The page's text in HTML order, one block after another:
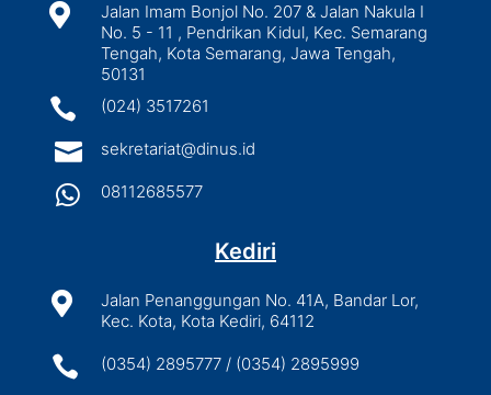

Jalan Imam Bonjol No. 207 & Jalan Nakula I
No. 5 - 11 , Pendrikan Kidul, Kec. Semarang
Tengah, Kota Semarang, Jawa Tengah,
50131
 (024) 3517261
 sekretariat@dinus.id
 08112685577
Kediri

Jalan Penanggungan No. 41A, Bandar Lor,
Kec. Kota, Kota Kediri, 64112
 (0354) 2895777 / (0354) 2895999